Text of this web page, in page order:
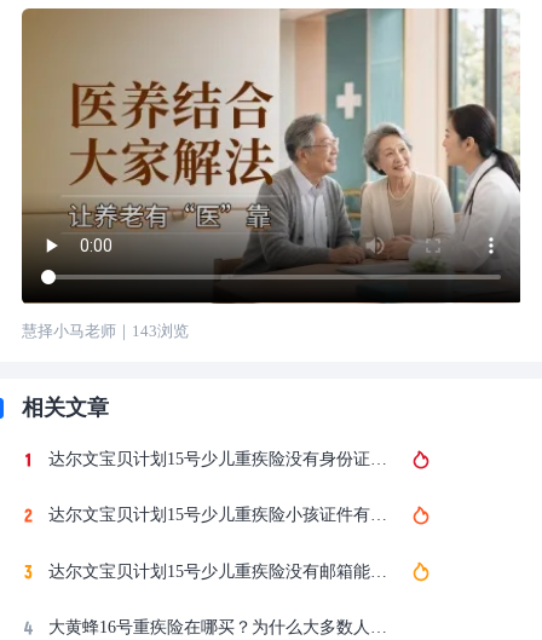
慧择小马老师｜ 143浏览
相关文章
达尔文宝贝计划15号少儿重疾险小孩证件有效期怎么填？户口本/身份证填写指南
达尔文宝贝计划15号少儿重疾险没有邮箱能投保吗？在哪里买？电子邮箱解决方法